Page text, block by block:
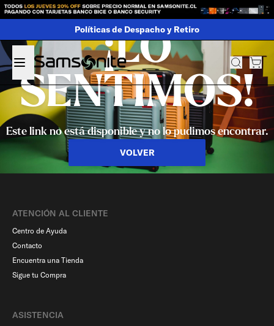
Políticas de Despacho y Retiro
¡LO
SENTIMOS!
Este link no está disponible y no lo pudimos encontrar.
VOLVER
ATENCIÓN AL CLIENTE
Centro de Ayuda
Contacto
Encuentra una Tienda
Sigue tu Compra
ASISTENCIA